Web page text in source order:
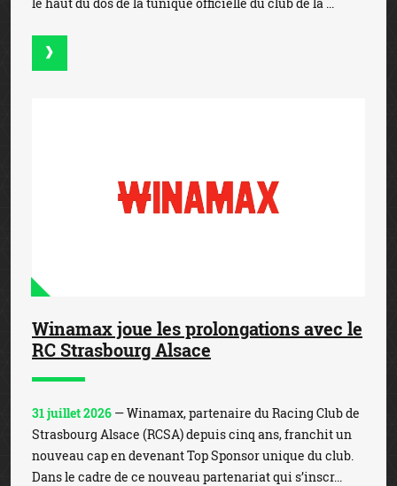
Winamax joue les prolongations avec le
RC Strasbourg Alsace
31 juillet 2026 — Winamax, partenaire du Racing Club de
Strasbourg Alsace (RCSA) depuis cinq ans, franchit un
nouveau cap en devenant Top Sponsor unique du club.
Dans le cadre de ce nouveau partenariat qui s’inscr...